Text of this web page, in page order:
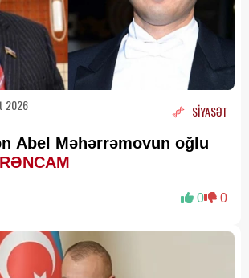
2026 SİYASƏT
Abel Məhərrəmovun oğlu
0 0